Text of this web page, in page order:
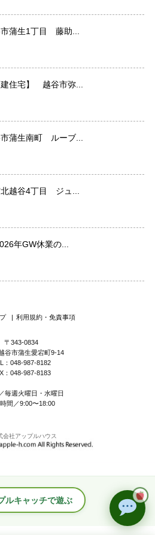
市蒲生1丁目 藤助...
建住宅】 越谷市弥...
市蒲生南町 ルーブ...
北越谷4丁目 ジュ...
年GW休業の...
利用規約・免責事項
〒343-0834
谷市蒲生愛宕町9-14
：048-987-8182
：048-987-8183
毎週火曜日・水曜日
間／9:00〜18:00
会社アップルハウス
ルキャッチで遊ぶ